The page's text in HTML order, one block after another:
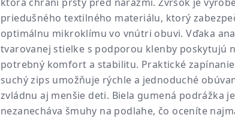
priedušného textilného materiálu, ktorý
optimálnu mikroklímu vo vnútri obuvi. Vďaka
tvarovanej stielke s podporou klenby poskytujú
potrebný komfort a stabilitu. Praktické
suchý zips umožňuje rýchle a jednoduché
zvládnu aj menšie deti. Biela gumená podrážka
nezanecháva šmuhy na podlahe, čo oceníte